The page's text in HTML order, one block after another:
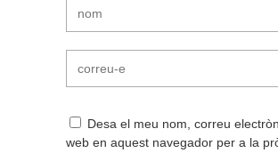
Desa el meu nom, correu
web en aquest navegador per a la